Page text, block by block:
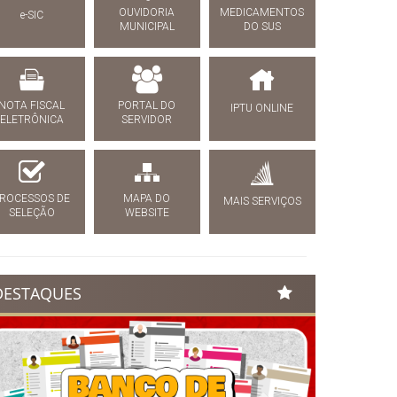
e-SIC
OUVIDORIA
MUNICIPAL
MEDICAMENTOS
DO SUS
FISCAL
ELETRÔNICA
PORTAL DO
SERVIDOR
IPTU ONLINE
DE
SELEÇÃO
MAPA DO
WEBSITE
MAIS SERVIÇOS